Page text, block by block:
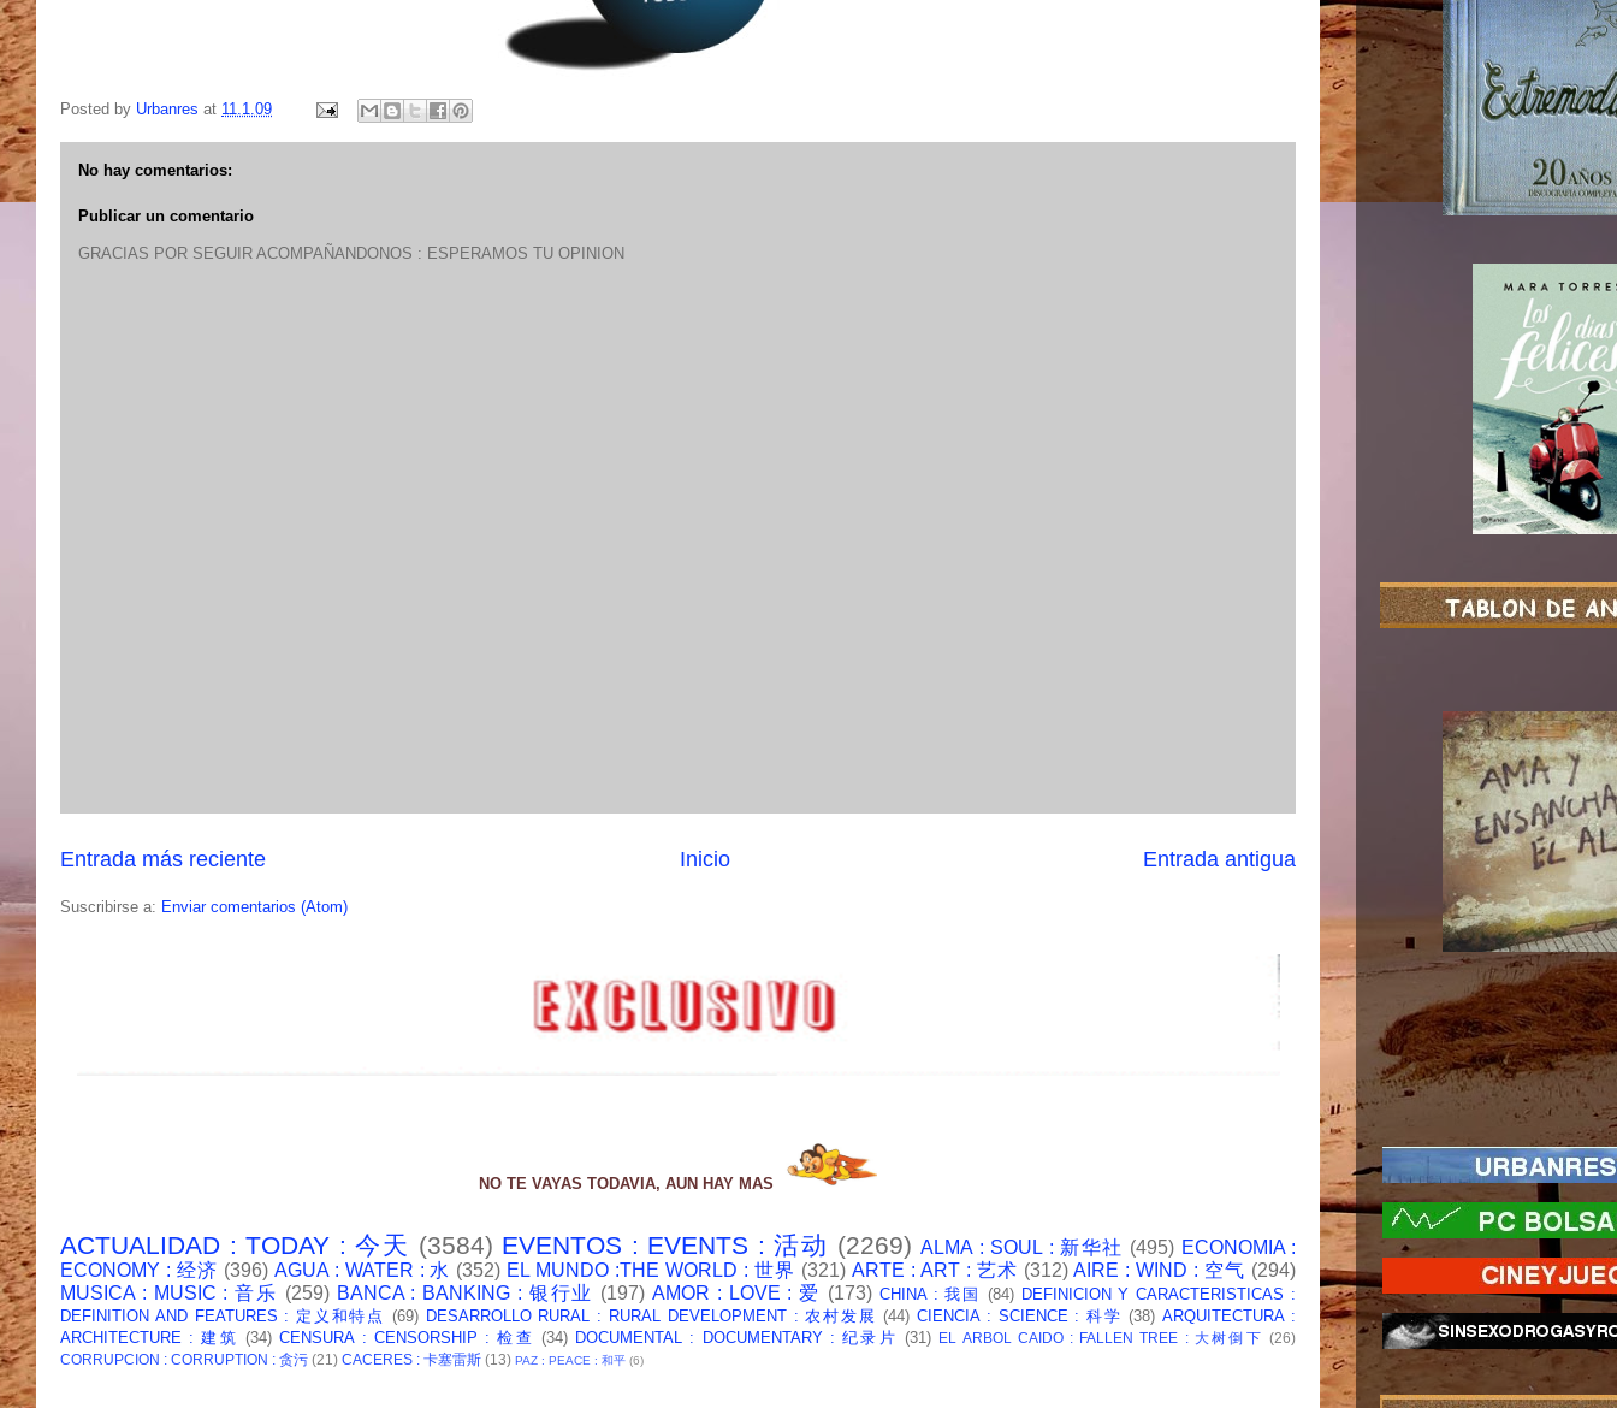
Posted by Urbanres at 11.1.09
No hay comentarios:
Publicar un comentario
GRACIAS POR SEGUIR ACOMPAÑANDONOS : ESPERAMOS TU OPINION
Entrada más reciente Entrada antigua
Inicio
Suscribirse a: Enviar comentarios (Atom)
NO TE VAYAS TODAVIA, AUN HAY MAS
ACTUALIDAD : TODAY : 今天 (3584) EVENTOS : EVENTS : 活动 (2269) ALMA : SOUL : 新华社 (495) ECONOMIA :
ECONOMY : 经济 (396) AGUA : WATER : 水 (352) EL MUNDO :THE WORLD : 世界 (321) ARTE : ART : 艺术 (312) AIRE : WIND : 空气 (294)
MUSICA : MUSIC : 音乐 (259) BANCA : BANKING : 银行业 (197) AMOR : LOVE : 爱 (173) CHINA : 我国 (84) DEFINICION Y CARACTERISTICAS :
DEFINITION AND FEATURES : 定义和特点 (69) DESARROLLO RURAL : RURAL DEVELOPMENT : 农村发展 (44) CIENCIA : SCIENCE : 科学 (38) ARQUITECTURA :
ARCHITECTURE : 建筑 (34) CENSURA : CENSORSHIP : 检查 (34) DOCUMENTAL : DOCUMENTARY : 纪录片 (31) EL ARBOL CAIDO : FALLEN TREE : 大树倒下 (26)
CORRUPCION : CORRUPTION : 贪污 (21) CACERES : 卡塞雷斯 (13) PAZ : PEACE : 和平 (6)